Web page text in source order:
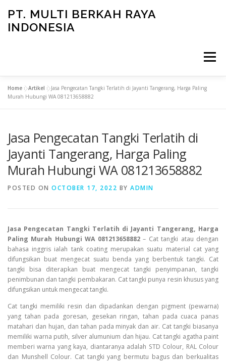
content
PT. MULTI BERKAH RAYA
INDONESIA
Menu
CONTACT
Home »Artikel »Jasa Pengecatan Tangki Terlatih di Jayanti Tangerang, Harga Paling
Murah Hubungi WA 081213658882
Jasa Pengecatan Tangki Terlatih di
Jayanti Tangerang, Harga Paling
Murah Hubungi WA 081213658882
POSTED ON OCTOBER 17, 2022 BY ADMIN
Jasa Pengecatan Tangki Terlatih di Jayanti Tangerang, Harga
Paling Murah Hubungi WA 081213658882– Cat tangki atau dengan
bahasa inggris ialah tank coating merupakan suatu material cat yang
difungsikan buat mengecat suatu benda yang berbentuk tangki. Cat
tangki bisa diterapkan buat mengecat tangki penyimpanan, tangki
penimbunan dan tangki pembakaran. Cat tangki punya resin khusus yang
difungsikan untuk mengecat tangki.
Cat tangki memiliki resin dan dipadankan dengan pigment (pewarna)
yang tahan pada goresan, gesekan ringan, tahan pada cuaca panas
matahari dan hujan, dan tahan pada minyak dan air. Cat tangki biasanya
memiliki warna putih, silver alumunium dan hijau. Cat tangki agatha paint
memberi warna yang kaya, diantaranya adalah STD Colour, RAL Colour
dan Munshell Colour. Cat tangki yang bermutu bagus dan berkualitas